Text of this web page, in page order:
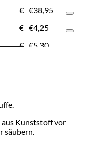
€ 38,95
€ 4,25
€ 5,30
€38,95
€4,25
€5,30
Kunststoff vor
säubern.